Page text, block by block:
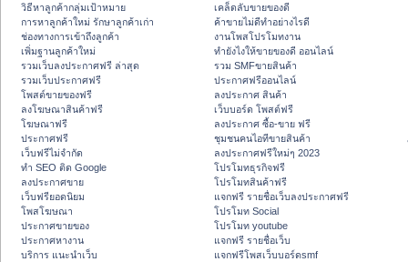
วิธีหาลูกค้ากลุ่มเป้าหมาย
การหาลูกค้าใหม่ รักษาลูกค้าเก่า
ช่องทางการเข้าถึงลูกค้า
เพิ่มฐานลูกค้าใหม่
รวมเว็บลงประกาศฟรี ล่าสุด
รวมเว็บประกาศฟรี
โพสต์ขายของฟรี
ลงโฆษณาสินค้าฟรี
โฆษณาฟรี
ประกาศฟรี
เว็บฟรีไม่จำกัด
ทำ SEO ติด Google
ลงประกาศขาย
เว็บฟรียอดนิยม
โพสโฆษณา
ประกาศขายของ
ประกาศหางาน
บริการ แนะนำเว็บ
เคล็ดลับขายของดี
ค้าขายไม่ดีทำอย่างไรดี
งานโพสโปรโมทงาน
ทํายังไงให้ขายของดี ออนไลน์
รวม SMFขายสินค้า
ประกาศฟรีออนไลน์
ลงประกาศ สินค้า
เว็บบอร์ด โพสต์ฟรี
ลงประกาศ ซื้อ-ขาย ฟรี
ชุมชนคนไอทีขายสินค้า
ลงประกาศฟรีใหม่ๆ 2023
โปรโมทธุรกิจฟรี
โปรโมทสินค้าฟรี
แจกฟรี รายชื่อเว็บลงประกาศฟรี
โปรโมท Social
โปรโมท youtube
แจกฟรี รายชื่อเว็บ
แจกฟรีโพสเว็บบอร์ดsmf